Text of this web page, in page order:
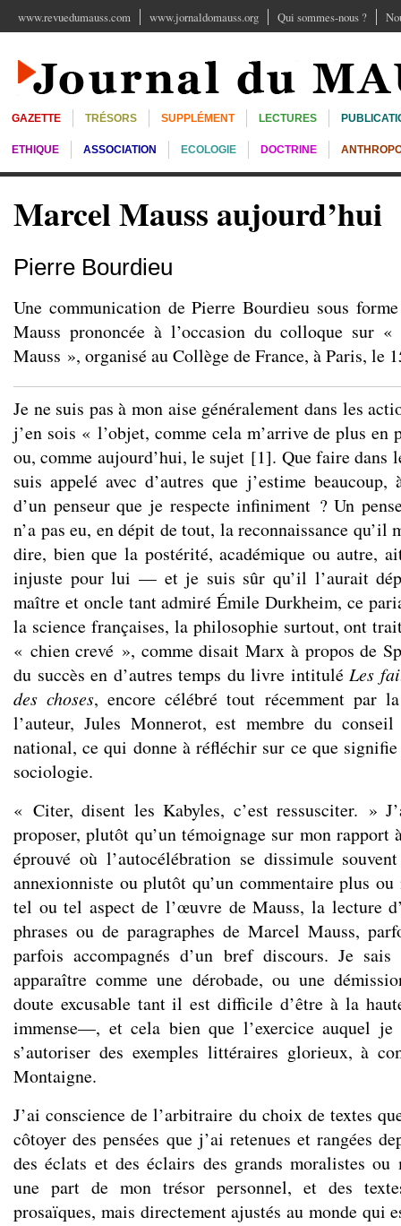
www.revuedumauss.com www.jornaldomauss.org Qui sommes-nous ?
GAZETTE TRÉSORS SUPPLÉMENT LECTURES
ETHIQUE ASSOCIATION ECOLOGIE DOCTRINE
Marcel Mauss aujourd’hui
Pierre Bourdieu
Une communication de Pierre Bourdieu sous
Mauss prononcée à l’occasion du colloque sur
Mauss », organisé au Collège de France, à Paris, le
Je ne suis pas à mon aise généralement dans les
j’en sois « l’objet, comme cela m’arrive de plus en
ou, comme aujourd’hui, le sujet [1]. Que faire dans
suis appelé avec d’autres que j’estime
d’un penseur que je respecte infiniment ? Un
n’a pas eu, en dépit de tout, la reconnaissance
dire, bien que la postérité, académique ou autre,
injuste pour lui — et je suis sûr qu’il l’aurait
maître et oncle tant admiré Émile Durkheim, ce
la science françaises, la philosophie surtout, ont
« chien crevé », comme disait Marx à propos de
du succès en d’autres temps du livre intituléLes
des choses, encore célébré tout récemment par
l’auteur, Jules Monnerot, est membre du
national, ce qui donne à réfléchir sur ce que
sociologie.
« Citer, disent les Kabyles, c’est ressusciter. »
proposer, plutôt qu’un témoignage sur mon rapport
éprouvé où l’autocélébration se dissimule
annexionniste ou plutôt qu’un commentaire plus ou
tel ou tel aspect de l’œuvre de Mauss, la lecture
phrases ou de paragraphes de Marcel Mauss,
parfois accompagnés d’un bref discours. Je
apparaître comme une dérobade, ou une
doute excusable tant il est difficile d’être à la
immense—, et cela bien que l’exercice auquel
s’autoriser des exemples littéraires glorieux, à
Montaigne.
J’ai conscience de l’arbitraire du choix de textes
côtoyer des pensées que j’ai retenues et rangées
des éclats et des éclairs des grands moralistes ou
une part de mon trésor personnel, et des
prosaïques, mais directement ajustés au monde qui